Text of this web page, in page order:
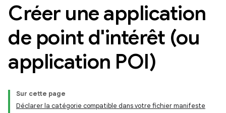
Créer une application
de point d'intérêt (ou
application POI)
Sur cette page
Déclarer la catégorie compatible dans votre fichier manifeste